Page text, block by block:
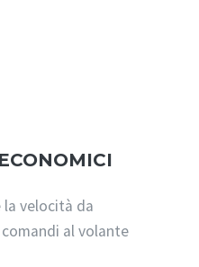
velocità da
al volante